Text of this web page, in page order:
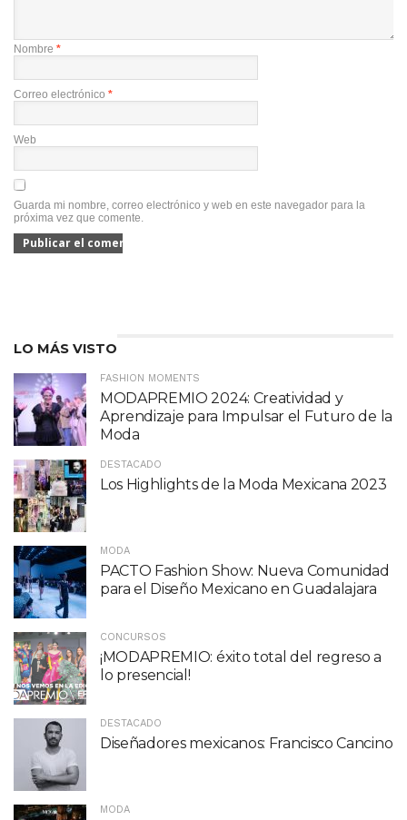
Nombre *
Correo electrónico *
Web
Guarda mi nombre, correo electrónico y web en este navegador para la
próxima vez que comente.
LO MÁS VISTO
FASHION MOMENTS
MODAPREMIO 2024: Creatividad y
Aprendizaje para Impulsar el Futuro de la
Moda
DESTACADO
Los Highlights de la Moda Mexicana 2023
MODA
PACTO Fashion Show: Nueva Comunidad
para el Diseño Mexicano en Guadalajara
CONCURSOS
¡MODAPREMIO: éxito total del regreso a
lo presencial!
DESTACADO
Diseñadores mexicanos: Francisco Cancino
MODA